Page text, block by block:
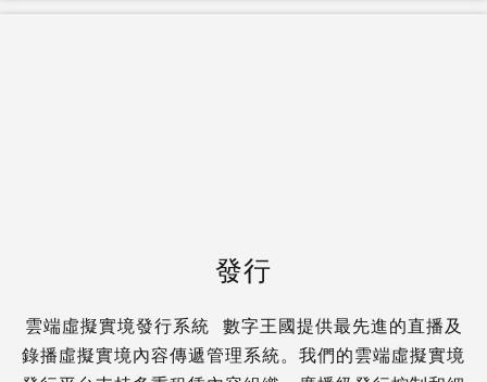
發行
雲端虛擬實境發行系統 數字王國提供最先進的直播及
錄播虛擬實境內容傳遞管理系統。我們的雲端虛擬實境